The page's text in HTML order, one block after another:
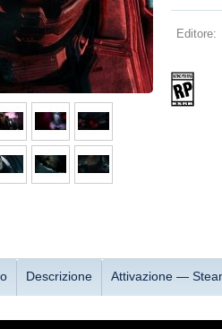
Editore:
Descrizione Attivazione —